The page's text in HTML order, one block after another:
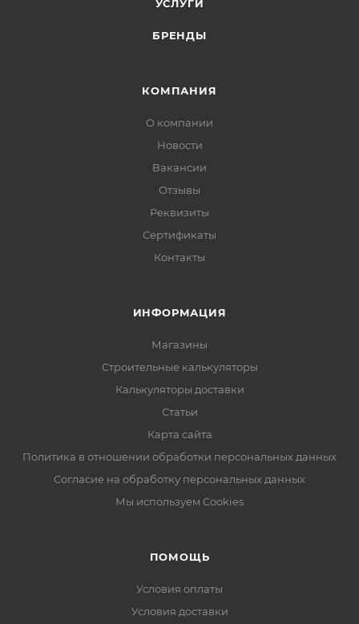
УСЛУГИ
БРЕНДЫ
КОМПАНИЯ
О компании
Новости
Вакансии
Отзывы
Реквизиты
Сертификаты
Контакты
ИНФОРМАЦИЯ
Магазины
Строительные калькуляторы
Калькуляторы доставки
Статьи
Карта сайта
Политика в отношении обработки персональных данных
Согласие на обработку персональных данных
Мы используем Cookies
ПОМОЩЬ
Условия оплаты
Условия доставки